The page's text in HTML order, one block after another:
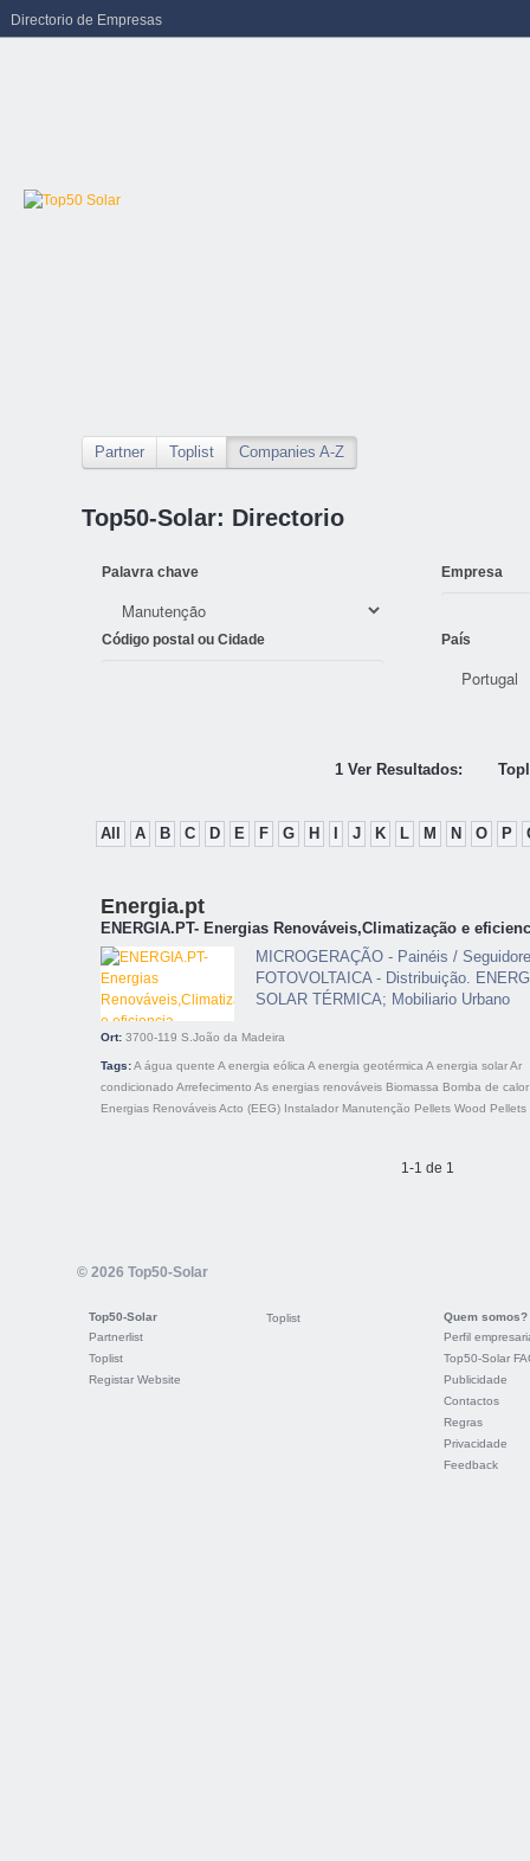
Partner Toplist Companies A-Z
Top50-Solar: Directorio
Palavra chave Empresa
Código postal ou Cidade País
1 Ver Resultados:
All A B C D E F G H J K L M N O P
Energia.pt
ENERGIA.PT- Energias Renováveis,Climatização e
MICROGERAÇÃO - Painéis /
FOTOVOLTAICA - Distribuição.
SOLAR TÉRMICA; Mobiliario Urbano
Ort: 3700-119 S.João da Madeira
Tags:A água quente A energia eólica A energia geotérmica A energia solarAr
condicionado Arrefecimento As energias renováveis Biomassa Bomba de calor
Energias Renováveis Acto (EEG) Instalador Manutenção Pellets Wood Pellets
1-1 de 1
© 2026 Top50-Solar
Top50-Solar
Partnerlist
Toplist
Registar Website
Toplist
Quem somos?
Perfil
Top50-Solar
Publicidade
Contactos
Regras
Privacidade
Feedback
Directorio de Empresas